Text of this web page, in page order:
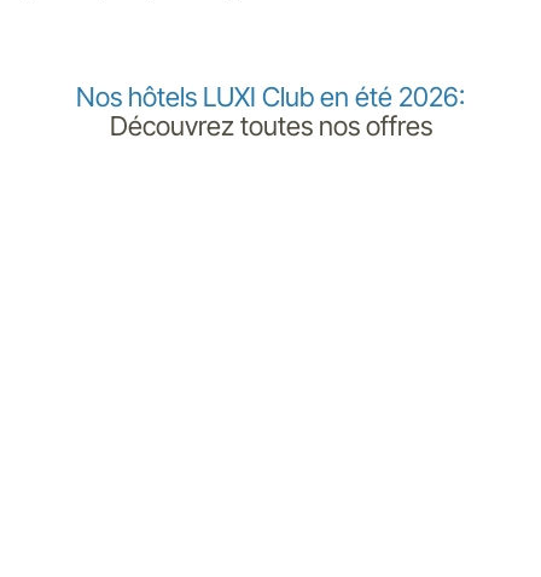
Nos hôtels LUXI Club en été 2026:
Découvrez toutes nos offres